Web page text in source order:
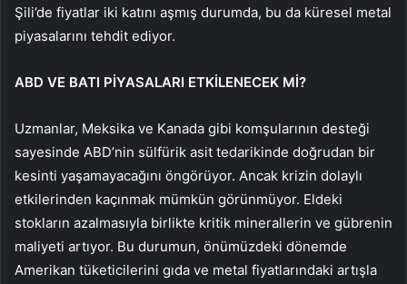
Şili’de fiyatlar iki katını aşmış durumda, bu da küresel metal
piyasalarını tehdit ediyor.
ABD VE BATI PİYASALARI ETKİLENECEK Mİ?
Uzmanlar, Meksika ve Kanada gibi komşularının desteği
sayesinde ABD’nin sülfürik asit tedarikinde doğrudan bir
kesinti yaşamayacağını öngörüyor. Ancak krizin dolaylı
etkilerinden kaçınmak mümkün görünmüyor. Eldeki
stokların azalmasıyla birlikte kritik minerallerin ve gübrenin
maliyeti artıyor. Bu durumun, önümüzdeki dönemde
Amerikan tüketicilerini gıda ve metal fiyatlarındaki artışla